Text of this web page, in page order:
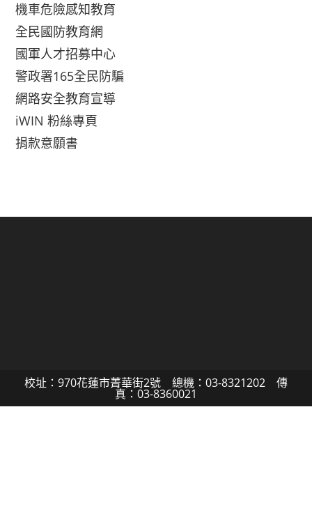
機車危險感知教育
全民國防教育網
國軍人才招募中心
警政署165全民防騙
網路安全教育宣導
iWIN 粉絲專頁
捐款意願書
校址：970花蓮市菁華街2號 總機：03-8321202 傳
真：03-8360021